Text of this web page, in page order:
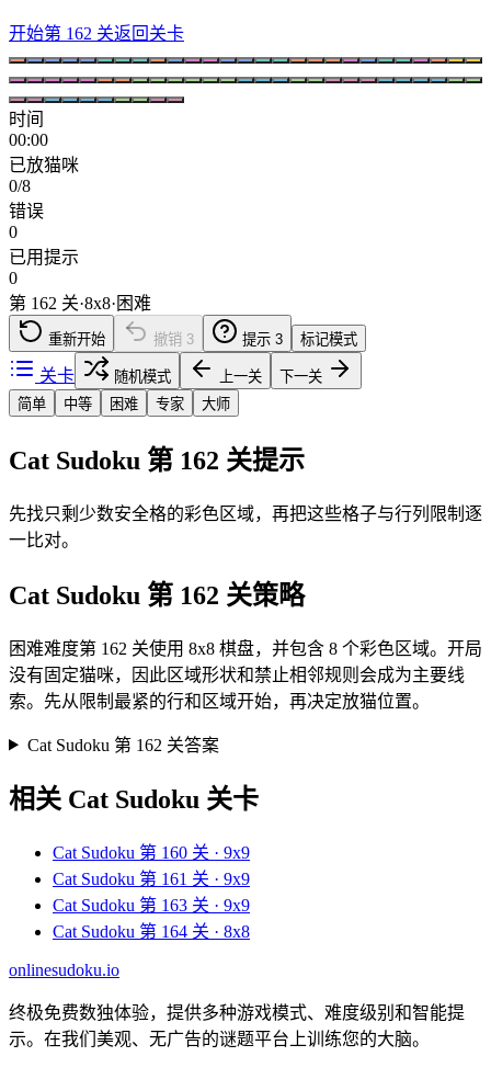
开始第 162 关返回关卡
时间
00:00
已放猫咪
0/8
错误
0
已用提示
0
第 162 关·8x8· 困难
重新开始 撤销 3 提示 3 标记模式
关卡 随机模式 上一关
下一关
简单
中等 困难 专家 大师
Cat Sudoku 第 162 关提示
先找只剩少数安全格的彩色区域，再把这些格子与行列限制逐
一比对。
Cat Sudoku 第 162 关策略
困难难度第 162 关使用 8x8 棋盘，并包含 8 个彩色区域。开局
没有固定猫咪，因此区域形状和禁止相邻规则会成为主要线
索。先从限制最紧的行和区域开始，再决定放猫位置。
Cat Sudoku 第 162 关答案
相关 Cat Sudoku 关卡
Cat Sudoku 第 160 关 · 9x9
Cat Sudoku 第 161 关 · 9x9
Cat Sudoku 第 163 关 · 9x9
Cat Sudoku 第 164 关 · 8x8
onlinesudoku.io
终极免费数独体验，提供多种游戏模式、难度级别和智能提
示。在我们美观、无广告的谜题平台上训练您的大脑。